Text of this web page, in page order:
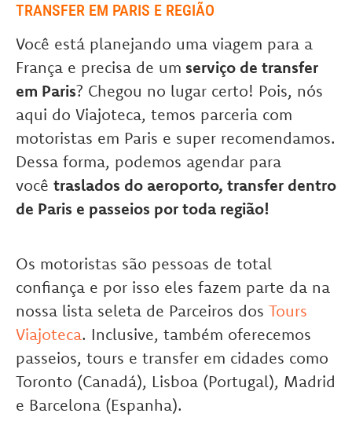
TRANSFER EM PARIS E REGIÃO
Você está planejando uma viagem para a
França e precisa de um serviço de transfer
em Paris? Chegou no lugar certo! Pois, nós
aqui do Viajoteca, temos parceria com
motoristas em Paris e super recomendamos.
Dessa forma, podemos agendar para
você traslados do aeroporto, transfer dentro
de Paris e passeios por toda região!
Os motoristas são pessoas de total
confiança e por isso eles fazem parte da na
nossa lista seleta de Parceiros dos Tours
Viajoteca. Inclusive, também oferecemos
passeios, tours e transfer em cidades como
Toronto (Canadá), Lisboa (Portugal), Madrid
e Barcelona (Espanha).